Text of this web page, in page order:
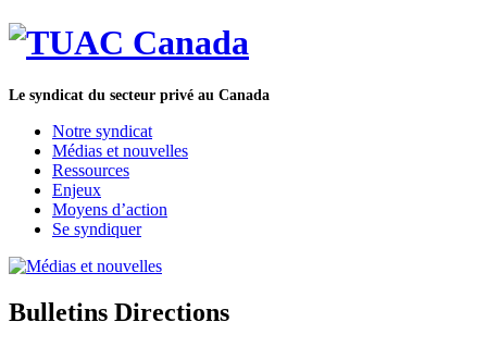
Le syndicat du secteur privé au Canada
Notre syndicat
Médias et nouvelles
Ressources
Enjeux
Moyens d’action
Se syndiquer
Bulletins Directions